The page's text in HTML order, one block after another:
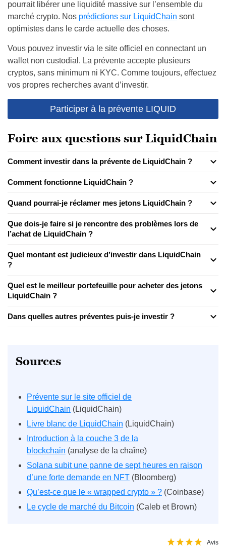
pourrait libérer une liquidité massive sur l’ensemble du
marché crypto. Nos prédictions sur LiquidChain sont
optimistes dans le carde actuelle des choses.
Vous pouvez investir via le site officiel en connectant un
wallet non custodial. La prévente accepte plusieurs
cryptos, sans minimum ni KYC. Comme toujours, effectuez
vos propres recherches avant d’investir.
Participer à la prévente LIQUID
Foire aux questions sur LiquidChain
Comment investir dans la prévente de LiquidChain ?
Comment fonctionne LiquidChain ?
Quand pourrai-je réclamer mes jetons LiquidChain ?
Que dois-je faire si je rencontre des problèmes lors de
l’achat de LiquidChain ?
Quel montant est judicieux d’investir dans LiquidChain
?
Quel est le meilleur portefeuille pour acheter des jetons
LiquidChain ?
Dans quelles autres préventes puis-je investir ?
Sources
Prévente sur le site officiel de
LiquidChain (LiquidChain)
Livre blanc de LiquidChain (LiquidChain)
Introduction à la couche 3 de la
blockchain (analyse de la chaîne)
Solana subit une panne de sept heures en raison
d’une forte demande en NFT (Bloomberg)
Qu’est-ce que le « wrapped crypto » ? (Coinbase)
Le cycle de marché du Bitcoin (Caleb et Brown)
Avis